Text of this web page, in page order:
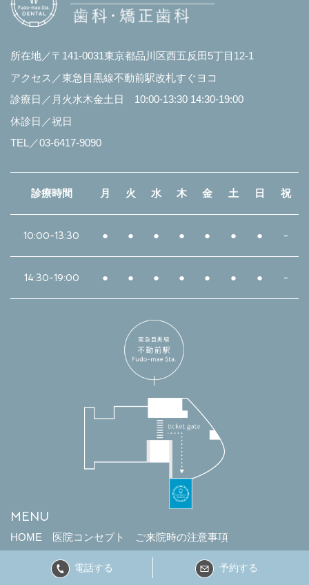
所在地／〒141-0031東京都品川区西五反田5丁目12-1
アクセス／東急目黒線不動前駅改札すぐヨコ
診療日／月火水木金土日 10:00-13:30 14:30-19:00
休診日／祝日
TEL／03-6417-9090
診療時間 月 火 水 木 金 土 日 祝
10:00-13:30 ● ● ● ● ● ● ● -
14:30-19:00 ● ● ● ● ● ● ● -
MENU
HOME 医院コンセプト
ご来院時の注意事項
治療の流れ
院長紹介 アクセス
歯科衛生士
プライバシーポリシー
電話する 予約する